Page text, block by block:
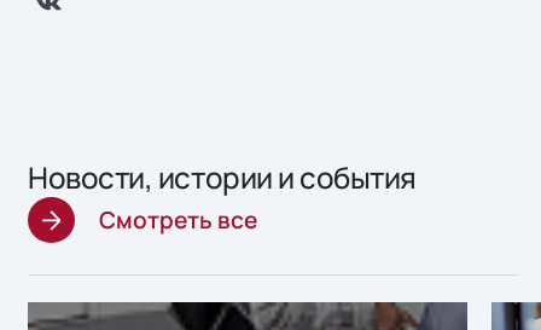
Новости, истории и события
Смотреть все